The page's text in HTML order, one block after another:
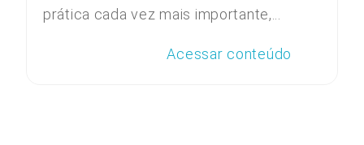
prática cada vez mais importante,...
Acessar conteúdo